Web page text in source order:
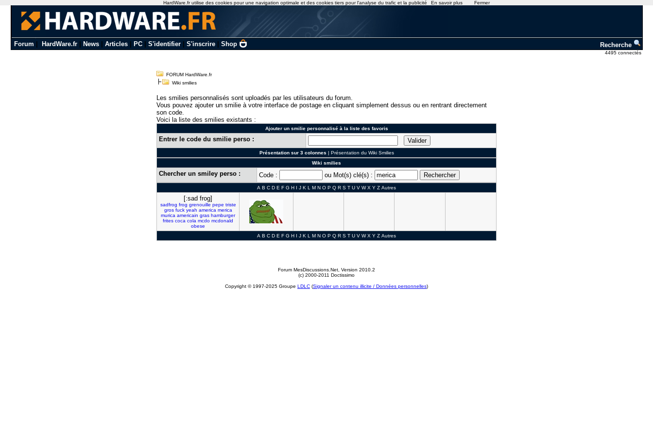
Forum HardWare.fr| News| Articles| PC| S'identifier| S'inscrire| Shop Recherche
4495 connectés
FORUM HardWare.fr
Wiki smilies
Les smilies personnalisés sont uploadés par les utilisateurs du forum.
Vous pouvez ajouter un smilie à votre interface de postage en cliquant simplement dessus ou en rentrant directement
son code.
Voici la liste des smilies existants :
Ajouter un smilie personnalisé à la liste des favoris
Entrer le code du smilie perso :
Présentation sur 3 colonnes | Présentation du Wiki Smilies
Wiki smilies
Chercher un smiley perso : Code : ou Mot(s) clé(s) :
A B C D E F G H I J K L M N O P Q R S T U V W X Y Z Autres
[:sad frog]
sadfrog frog grenouille pepe triste
gros fuck yeah america merica
murica americain gras hamburger
frites coca cola mcdo mcdonald
obese
A B C D E F G H I J K L M N O P Q R S T U V W X Y Z Autres
Forum MesDiscussions.Net , Version 2010.2
(c) 2000-2011 Doctissimo
Copyright © 1997-2025 Groupe LDLC (Signaler un contenu illicite / Données personnelles)
HardWare.fr utilise des cookies pour une navigation optimale et des cookies tiers pour l'analyse du trafic et la publicité En savoir plus Fermer